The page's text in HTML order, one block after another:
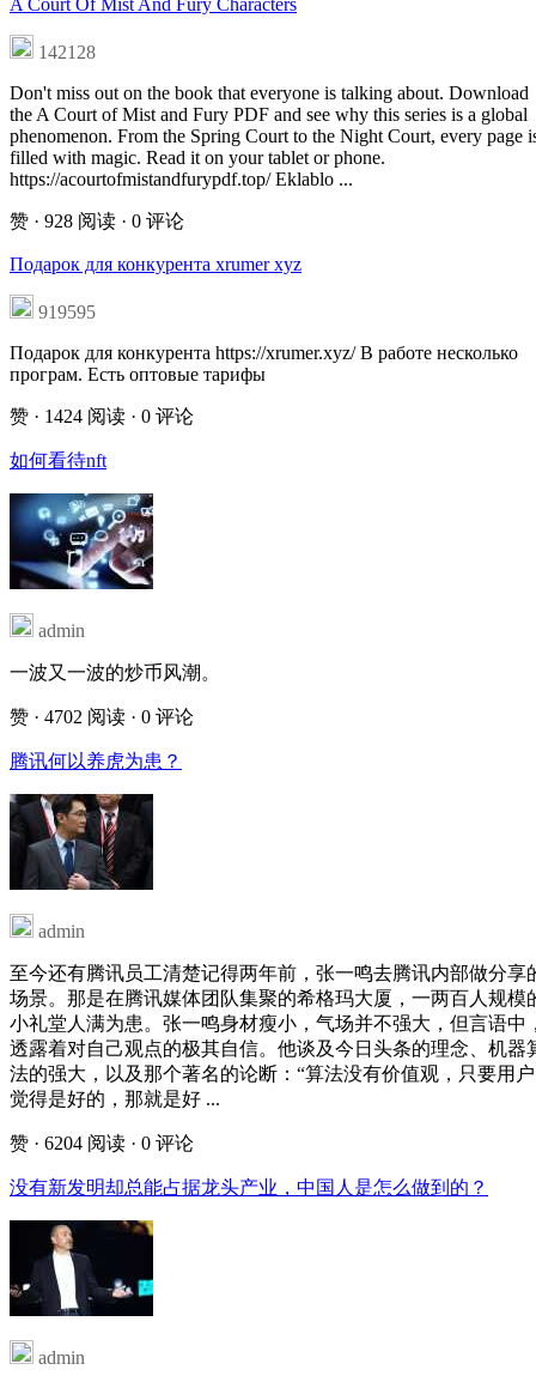
A Court Of Mist And Fury Characters
142128
Don't miss out on the book that everyone is talking about. Download
the A Court of Mist and Fury PDF and see why this series is a global
phenomenon. From the Spring Court to the Night Court, every page
filled with magic. Read it on your tablet or phone.
https://acourtofmistandfurypdf.top/ Eklablo ...
赞 · 928 阅读 · 0 评论
Подарок для конкурента xrumer xyz
919595
Подарок для конкурента https://xrumer.xyz/ В работе несколько
програм. Есть оптовые тарифы
赞 · 1424 阅读 · 0 评论
如何看待nft
admin
一波又一波的炒币风潮。
赞 · 4702 阅读 · 0 评论
腾讯何以养虎为患？
admin
至今还有腾讯员工清楚记得两年前，张一鸣去腾讯内部做分享
场景。那是在腾讯媒体团队集聚的希格玛大厦，一两百人规模
小礼堂人满为患。张一鸣身材瘦小，气场并不强大，但言语中
透露着对自己观点的极其自信。他谈及今日头条的理念、机器
法的强大，以及那个著名的论断：“算法没有价值观，只要用户
觉得是好的，那就是好 ...
赞 · 6204 阅读 · 0 评论
没有新发明却总能占据龙头产业，中国人是怎么做到的？
admin